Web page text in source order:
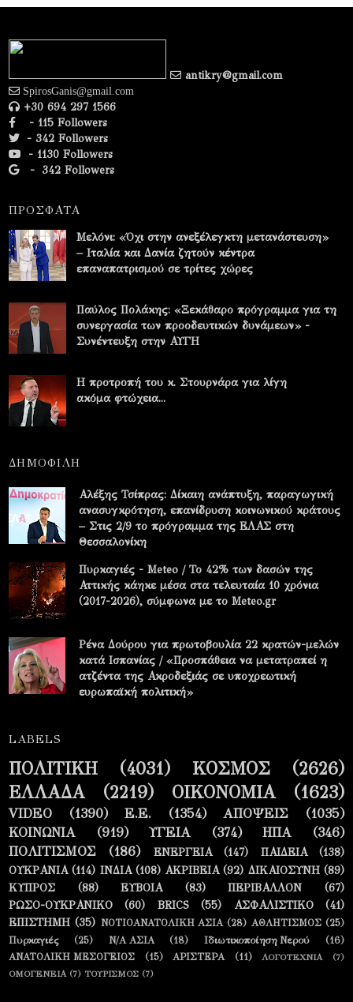
antikry@gmail.com
SpirosGanis@gmail.com
+30 694 297 1566
- 115 Followers
- 342 Followers
- 1130 Followers
- 342 Followers
ΠΡΟΣΦΑΤΑ
Μελόνι: «Όχι στην ανεξέλεγκτη μετανάστευση»
– Ιταλία και Δανία ζητούν κέντρα
επαναπατρισμού σε τρίτες χώρες
Παύλος Πολάκης: «Ξεκάθαρο πρόγραμμα για τη
συνεργασία των προοδευτικών δυνάμεων» -
Συνέντευξη στην ΑΥΓΗ
Η προτροπή του κ. Στουρνάρα για λίγη
ακόμα φτώχεια...
ΔΗΜΟΦΙΛΗ
Αλέξης Τσίπρας: Δίκαιη ανάπτυξη, παραγωγική
ανασυγκρότηση, επανίδρυση κοινωνικού κράτους
– Στις 2/9 το πρόγραμμα της ΕΛΑΣ στη
Θεσσαλονίκη
Πυρκαγιές - Meteo / Το 42% των δασών της
Αττικής κάηκε μέσα στα τελευταία 10 χρόνια
(2017-2026), σύμφωνα με το Meteo.gr
Ρένα Δούρου για πρωτοβουλία 22 κρατών-μελών
κατά Ισπανίας / «Προσπάθεια να μετατραπεί η
ατζέντα της Ακροδεξιάς σε υποχρεωτική
ευρωπαϊκή πολιτική»
LABELS
ΠΟΛΙΤΙΚΗ (4031) ΚΟΣΜΟΣ
(2626)
ΕΛΛΑΔΑ
(2219) ΟΙΚΟΝΟΜΙΑ (1623)
VIDEO (1390) Ε.Ε. (1354) ΑΠΟΨΕΙΣ
(1035)
ΚΟΙΝΩΝΙΑ
(919) ΥΓΕΙΑ (374) ΗΠΑ
(346)
ΠΟΛΙΤΙΣΜΟΣ
(186) ΕΝΕΡΓΕΙΑ (147) ΠΑΙΔΕΙΑ
(138)
ΟΥΚΡΑΝΙΑ (114) ΙΝΔΙΑ (108) ΑΚΡΙΒΕΙΑ (92) ΔΙΚΑΙΟΣΥΝΗ (89)
ΚΥΠΡΟΣ
(88) ΕΥΒΟΙΑ (83) ΠΕΡΙΒΑΛΛΟΝ
(67)
ΡΩΣΟ-ΟΥΚΡΑΝΙΚΟ
(60) BRICS (55) ΑΣΦΑΛΙΣΤΙΚΟ
(41)
ΕΠΙΣΤΗΜΗ (35) ΝΟΤΙΟΑΝΑΤΟΛΙΚΗ ΑΣΙΑ (28) ΑΘΛΗΤΙΣΜΟΣ (25)
Πυρκαγιές
(25) Ν/Α ΑΣΙΑ (18) Ιδιωτικοποίηση Νερού
(16)
ΑΝΑΤΟΛΙΚΗ ΜΕΣΟΓΕΙΟΣ
(15) ΑΡΙΣΤΕΡΑ (11) ΛΟΓΟΤΕΧΝΙΑ
(7)
ΟΜΟΓΕΝΕΙΑ (7) ΤΟΥΡΙΣΜΟΣ (7)